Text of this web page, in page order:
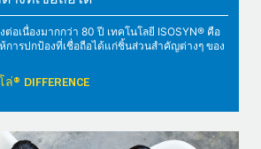
ต่อเนื่องมากกว่า 80 ปี เทคโนโลยี ISOSYN® คือ
การปกป้องที่เชื่อถือได้แก่ชิ้นส่วนสำคัญต่างๆ ของ
® DIFFERENCE